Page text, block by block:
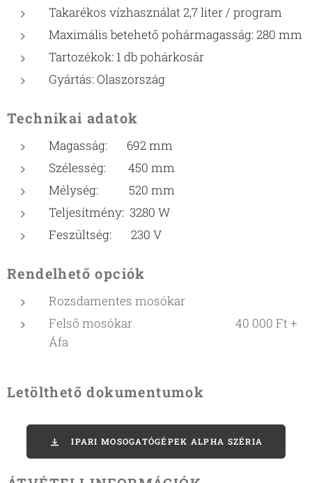
Takarékos vízhasználat 2,7 liter / program
Maximális betehető pohármagasság: 280 mm
Tartozékok: 1 db pohárkosár
Gyártás: Olaszország
Technikai adatok
Magasság: 692 mm
Szélesség: 450 mm
Mélység: 520 mm
Teljesítmény: 3280 W
Feszültség: 230 V
Rendelhető opciók
Rozsdamentes mosókar
Felső mosókar 40 000 Ft +
Áfa
Letölthető dokumentumok
IPARI MOSOGATÓGÉPEK ALPHA SZÉRIA